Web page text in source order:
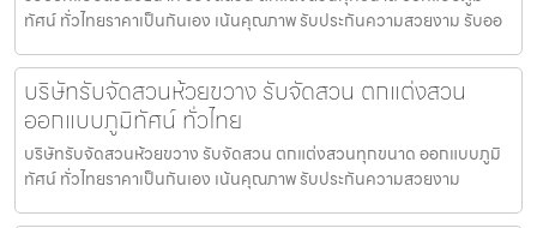
ทัศน์ ทั่วไทยราคาเป็นกันเอง เน้นคุณภาพ รับประกันความสวยงาม รับออ
บริษัทรับจัดสวนห้วยขวาง รับจัดสวน ตกแต่งสวน
ออกแบบภูมิทัศน์ ทั่วไทย
บริษัทรับจัดสวนห้วยขวาง รับจัดสวน ตกแต่งสวนทุกขนาด ออกแบบภูมิ
ทัศน์ ทั่วไทยราคาเป็นกันเอง เน้นคุณภาพ รับประกันความสวยงาม